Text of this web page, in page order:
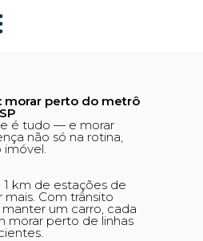
morar perto do metrô
é tudo — e morar
não só na rotina,
imóvel.
km de estações de
Com trânsito
um carro, cada
morar perto de linhas